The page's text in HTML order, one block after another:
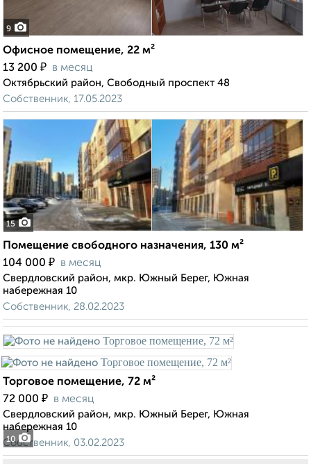
9
Офисное помещение, 22 м²
13 200 ₽ в месяц
Октябрьский район, Свободный проспект 48
Собственник, 17.05.2023
15
Помещение свободного назначения, 130 м²
104 000 ₽ в месяц
Свердловский район, мкр. Южный Берег, Южная
набережная 10
Собственник, 28.02.2023
10
Торговое помещение, 72 м²
72 000 ₽ в месяц
Свердловский район, мкр. Южный Берег, Южная
набережная 10
Собственник, 03.02.2023